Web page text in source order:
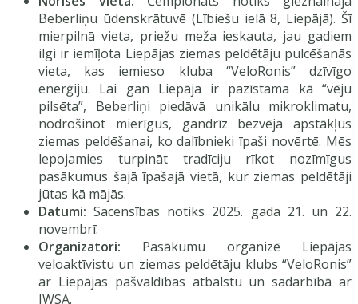
Beberliņu ūdenskrātuvē (Lībiešu ielā 8, Liepājā). Šī
mierpilnā vieta, priežu meža ieskauta, jau gadiem
ilgi ir iemīļota Liepājas ziemas peldētāju pulcēšanās
vieta, kas iemieso kluba “VeloRonis” dzīvīgo
enerģiju. Lai gan Liepāja ir pazīstama kā “vēju
pilsēta”, Beberliņi piedāvā unikālu mikroklimatu,
nodrošinot mierīgus, gandrīz bezvēja apstākļus
ziemas peldēšanai, ko dalībnieki īpaši novērtē. Mēs
lepojamies turpināt tradīciju rīkot nozīmīgus
pasākumus šajā īpašajā vietā, kur ziemas peldētāji
jūtas kā mājās.
Datumi: Sacensības notiks 2025. gada 21. un 22.
novembrī.
Organizatori: Pasākumu organizē Liepājas
veloaktīvistu un ziemas peldētāju klubs “VeloRonis”
ar Liepājas pašvaldības atbalstu un sadarbībā ar
IWSA.